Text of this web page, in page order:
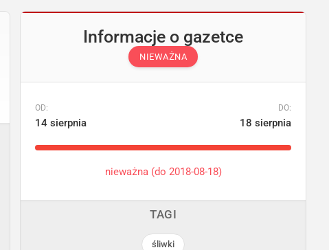
Informacje o gazetce
NIEWAŻNA
OD:
14 sierpnia
DO:
18 sierpnia
nieważna (do 2018-08-18)
TAGI
śliwki